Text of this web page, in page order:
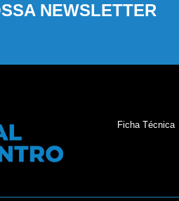
NEWSLETTER
Ficha Técnica